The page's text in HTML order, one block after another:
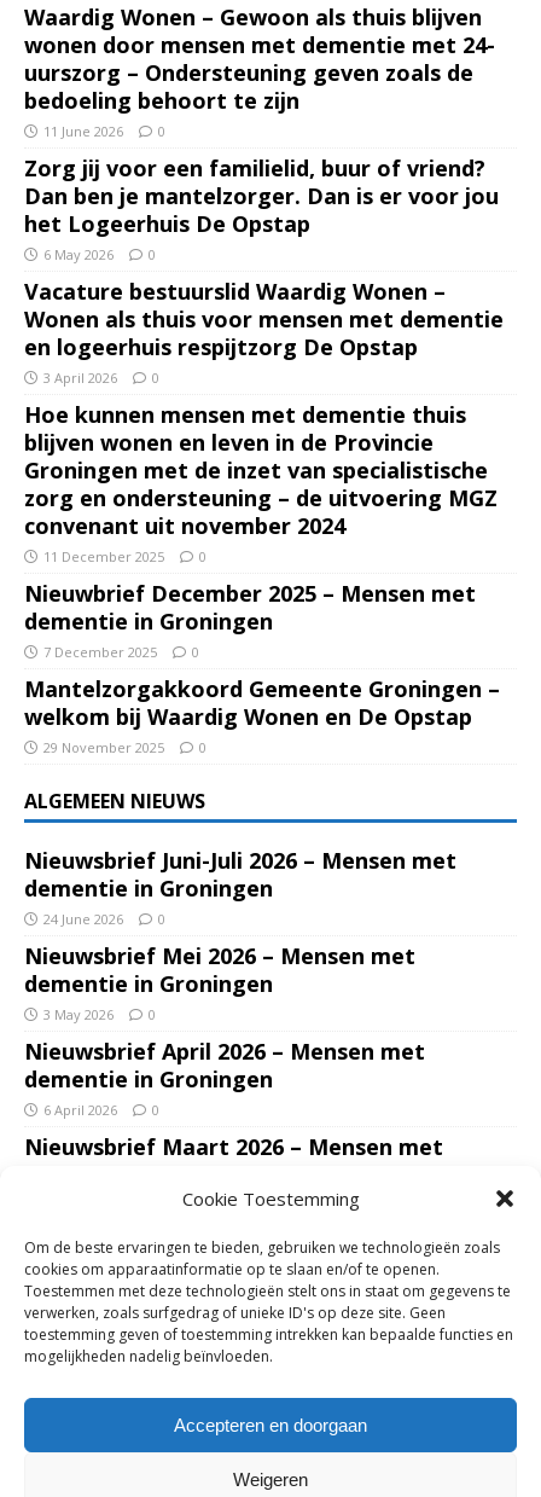
Cookie Toestemming
Om de beste ervaringen te bieden, gebruiken we technologieën zoals
cookies om apparaatinformatie op te slaan en/of te openen.
Toestemmen met deze technologieën stelt ons in staat om gegevens te
verwerken, zoals surfgedrag of unieke ID's op deze site. Geen
toestemming geven of toestemming intrekken kan bepaalde functies en
mogelijkheden nadelig beïnvloeden.
Accepteren en doorgaan
Weigeren
Waardig Wonen – Gewoon als thuis blijven
wonen door mensen met dementie met 24-
uurszorg – Ondersteuning geven zoals de
bedoeling behoort te zijn
11 June 2026 0
Zorg jij voor een familielid, buur of vriend?
Dan ben je mantelzorger. Dan is er voor jou
het Logeerhuis De Opstap
6 May 2026 0
Vacature bestuurslid Waardig Wonen –
Wonen als thuis voor mensen met dementie
en logeerhuis respijtzorg De Opstap
3 April 2026 0
Hoe kunnen mensen met dementie thuis
blijven wonen en leven in de Provincie
Groningen met de inzet van specialistische
zorg en ondersteuning – de uitvoering MGZ
convenant uit november 2024
11 December 2025 0
Nieuwbrief December 2025 – Mensen met
dementie in Groningen
7 December 2025 0
Mantelzorgakkoord Gemeente Groningen –
welkom bij Waardig Wonen en De Opstap
29 November 2025 0
ALGEMEEN NIEUWS
Nieuwsbrief Juni-Juli 2026 – Mensen met
dementie in Groningen
24 June 2026 0
Nieuwsbrief Mei 2026 – Mensen met
dementie in Groningen
3 May 2026 0
Nieuwsbrief April 2026 – Mensen met
dementie in Groningen
6 April 2026 0
Nieuwsbrief Maart 2026 – Mensen met
Nieuwsbrief Januari – Februari 2026 – Mensen
met dementie in Groningen
7 February 2026 0
Ondersteun mantelzorgers – gun hun een
adempauze in De Opstap. Inzamelingsactie
voor De Opstap gestart op GoFundMe
0